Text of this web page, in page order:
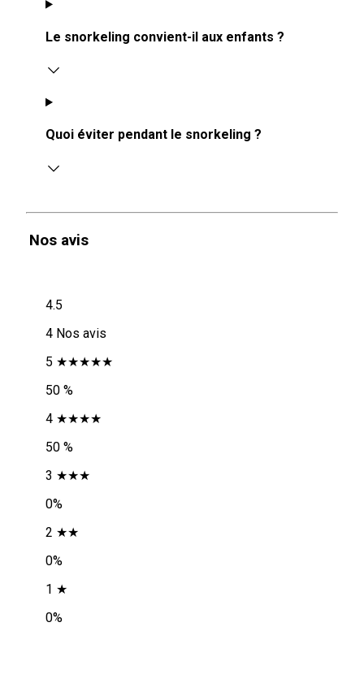
Le snorkeling convient-il aux enfants ?
Quoi éviter pendant le snorkeling ?
Nos avis
4.5
4 Nos avis
5 ★★★★★
50 %
4 ★★★★
50 %
3 ★★★
0%
2 ★★
0%
1 ★
0%